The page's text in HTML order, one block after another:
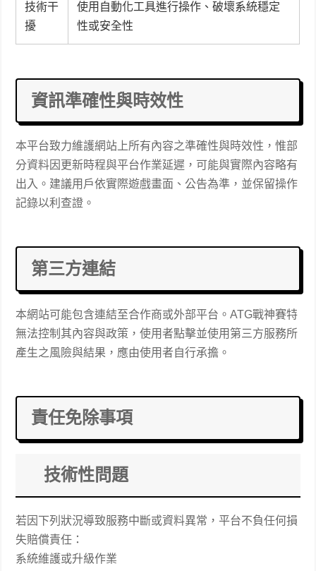
技術干
擾
使用自動化工具進行操作、破壞系統穩定
性或安全性
資訊準確性與時效性
本平台致力維護網站上所有內容之準確性與時效性，惟部
分資料因更新時程與平台作業延遲，可能與實際內容略有
出入。建議用戶依實際遊戲畫面、公告為準，並保留操作
記錄以利查證。
第三方連結
本網站可能包含連結至合作商或外部平台。ATG戰神賽特
無法控制其內容與政策，使用者點擊並使用第三方服務所
產生之風險與結果，應由使用者自行承擔。
責任免除事項
技術性問題
若因下列狀況導致服務中斷或資料異常，平台不負任何損
失賠償責任：
系統維護或升級作業